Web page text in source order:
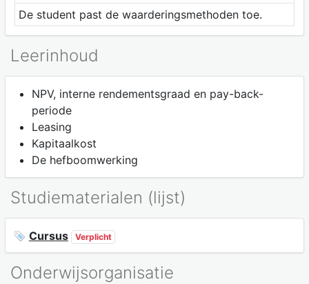
De student past de waarderingsmethoden toe.
Leerinhoud
NPV, interne rendementsgraad en pay-back-
periode
Leasing
Kapitaalkost
De hefboomwerking
Studiematerialen (lijst)
Cursus Verplicht
Onderwijsorganisatie